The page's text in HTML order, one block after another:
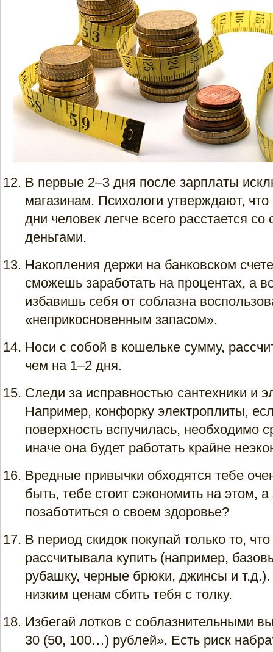
В первые 2–3 дня после зарплаты
магазинам. Психологи утверждают,
дни человек легче всего расстается со
деньгами.
Накопления держи на банковском
сможешь заработать на процентах, а
избавишь себя от соблазна
«неприкосновенным запасом».
Носи с собой в кошельке сумму,
чем на 1–2 дня.
Следи за исправностью сантехники и
Например, конфорку электроплиты,
поверхность вспучилась, необходимо
иначе она будет работать крайне
Вредные привычки обходятся тебе
быть, тебе стоит сэкономить на этом,
позаботиться о своем здоровье?
В период скидок покупай только то,
рассчитывала купить (например,
рубашку, черные брюки, джинсы и
низким ценам сбить тебя с толку.
Избегай лотков с соблазнительными
30 (50, 100…) рублей». Есть риск